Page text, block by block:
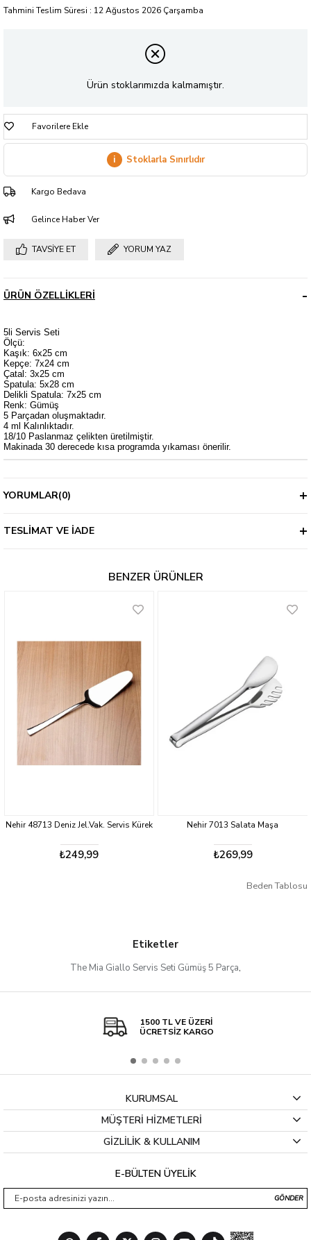
Tahmini Teslim Süresi : 12 Ağustos 2026 Çarşamba
Ürün stoklarımızda kalmamıştır.
Favorilere Ekle
i Stoklarla Sınırlıdır
Kargo Bedava
Gelince Haber Ver
TAVSIYE ET YORUM YAZ
ÜRÜN ÖZELLIKLERI
5li Servis Seti
Ölçü:
Kaşık: 6x25 cm
Kepçe: 7x24 cm
Çatal: 3x25 cm
Spatula: 5x28 cm
Delikli Spatula: 7x25 cm
Renk: Gümüş
5 Parçadan oluşmaktadır.
4 ml Kalınlıktadır.
18/10 Paslanmaz çelikten üretilmiştir.
Makinada 30 derecede kısa programda yıkaması önerilir.
YORUMLAR(0)
TESLIMAT VE İADE
BENZER ÜRÜNLER
Nehir 48713 Deniz Jel.Vak. Servis Kürek
₺249,99
Nehir 7013 Salata Maşa
₺269,99
Beden Tablosu
Etiketler
The Mia Giallo Servis Seti Gümüş 5 Parça,
1500 TL VE ÜZERİ
ÜCRETSİZ KARGO
KURUMSAL
MÜŞTERİ HİZMETLERİ
GİZLİLİK & KULLANIM
E-BÜLTEN ÜYELİK
GÖNDER